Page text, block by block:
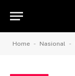
Home - Nasional -